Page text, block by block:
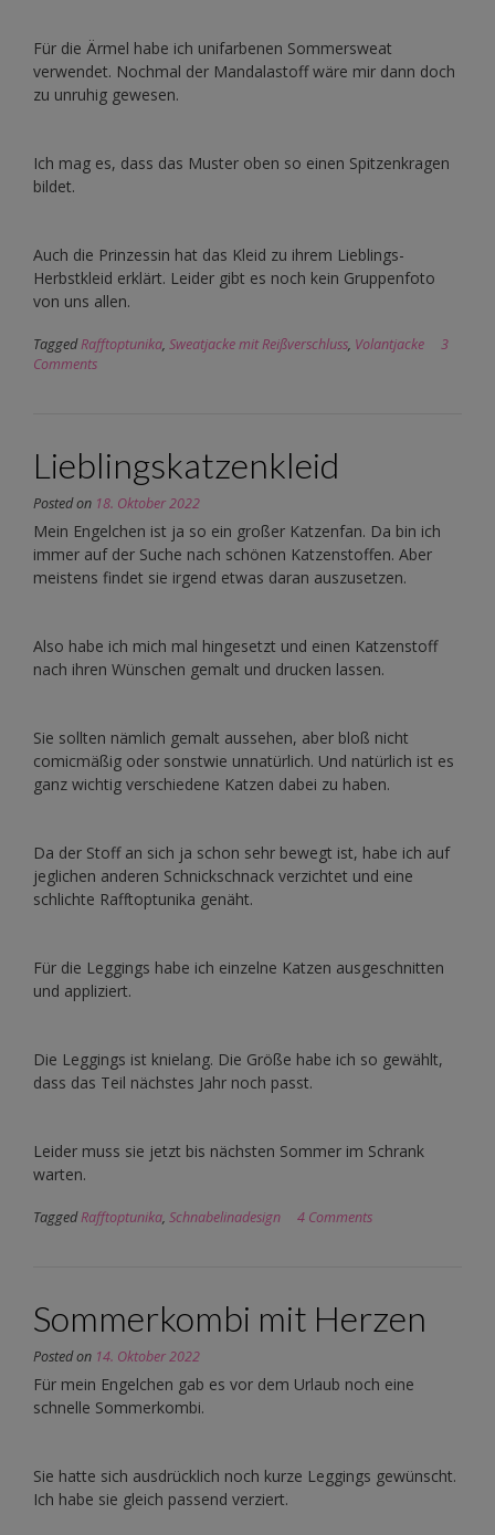
Für die Ärmel habe ich unifarbenen Sommersweat
verwendet. Nochmal der Mandalastoff wäre mir dann doch
zu unruhig gewesen.
Ich mag es, dass das Muster oben so einen Spitzenkragen
bildet.
Auch die Prinzessin hat das Kleid zu ihrem Lieblings-
Herbstkleid erklärt. Leider gibt es noch kein Gruppenfoto
von uns allen.
TaggedRafftoptunika, Sweatjacke mit Reißverschluss, Volantjacke
3
Comments
Lieblingskatzenkleid
Posted on 18. Oktober 2022
Mein Engelchen ist ja so ein großer Katzenfan. Da bin ich
immer auf der Suche nach schönen Katzenstoffen. Aber
meistens findet sie irgend etwas daran auszusetzen.
Also habe ich mich mal hingesetzt und einen Katzenstoff
nach ihren Wünschen gemalt und drucken lassen.
Sie sollten nämlich gemalt aussehen, aber bloß nicht
comicmäßig oder sonstwie unnatürlich. Und natürlich ist es
ganz wichtig verschiedene Katzen dabei zu haben.
Da der Stoff an sich ja schon sehr bewegt ist, habe ich auf
jeglichen anderen Schnickschnack verzichtet und eine
schlichte Rafftoptunika genäht.
Für die Leggings habe ich einzelne Katzen ausgeschnitten
und appliziert.
Die Leggings ist knielang. Die Größe habe ich so gewählt,
dass das Teil nächstes Jahr noch passt.
Leider muss sie jetzt bis nächsten Sommer im Schrank
warten.
TaggedRafftoptunika, Schnabelinadesign 4 Comments
Sommerkombi mit Herzen
Posted on 14. Oktober 2022
Für mein Engelchen gab es vor dem Urlaub noch eine
schnelle Sommerkombi.
Sie hatte sich ausdrücklich noch kurze Leggings gewünscht.
Ich habe sie gleich passend verziert.